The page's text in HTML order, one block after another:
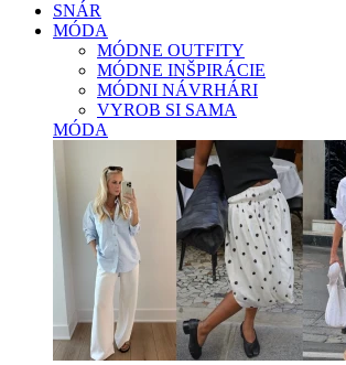
SNÁR
MÓDA
MÓDNE OUTFITY
MÓDNE INŠPIRÁCIE
MÓDNI NÁVRHÁRI
VYROB SI SAMA
MÓDA